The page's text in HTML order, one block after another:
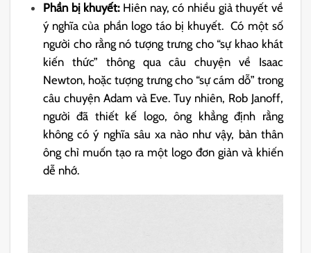
Phần bị khuyết:Hiên nay, có nhiều giả thuyết về
ý nghĩa của phần logo táo bị khuyết. Có một số
người cho rằng nó tượng trưng cho “sự khao khát
kiến thức” thông qua câu chuyện về Isaac
Newton, hoặc tượng trưng cho “sự cám dỗ” trong
câu chuyện Adam và Eve. Tuy nhiên, Rob Janoff,
người đã thiết kế logo, ông khẳng định rằng
không có ý nghĩa sâu xa nào như vậy, bản thân
ông chỉ muốn tạo ra một logo đơn giản và khiến
dễ nhớ.